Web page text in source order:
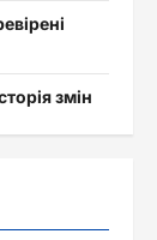
змін